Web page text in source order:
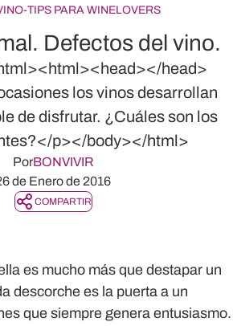
-TIPS PARA WINELOVERS
Defectos del vino.
head>
los vinos desarrollan
de disfrutar. ¿Cuáles son los
p></body></html>
PorBONVIVIR
de Enero de 2016
COMPARTIR
es mucho más que destapar un
descorche es la puerta a un
que siempre genera entusiasmo.